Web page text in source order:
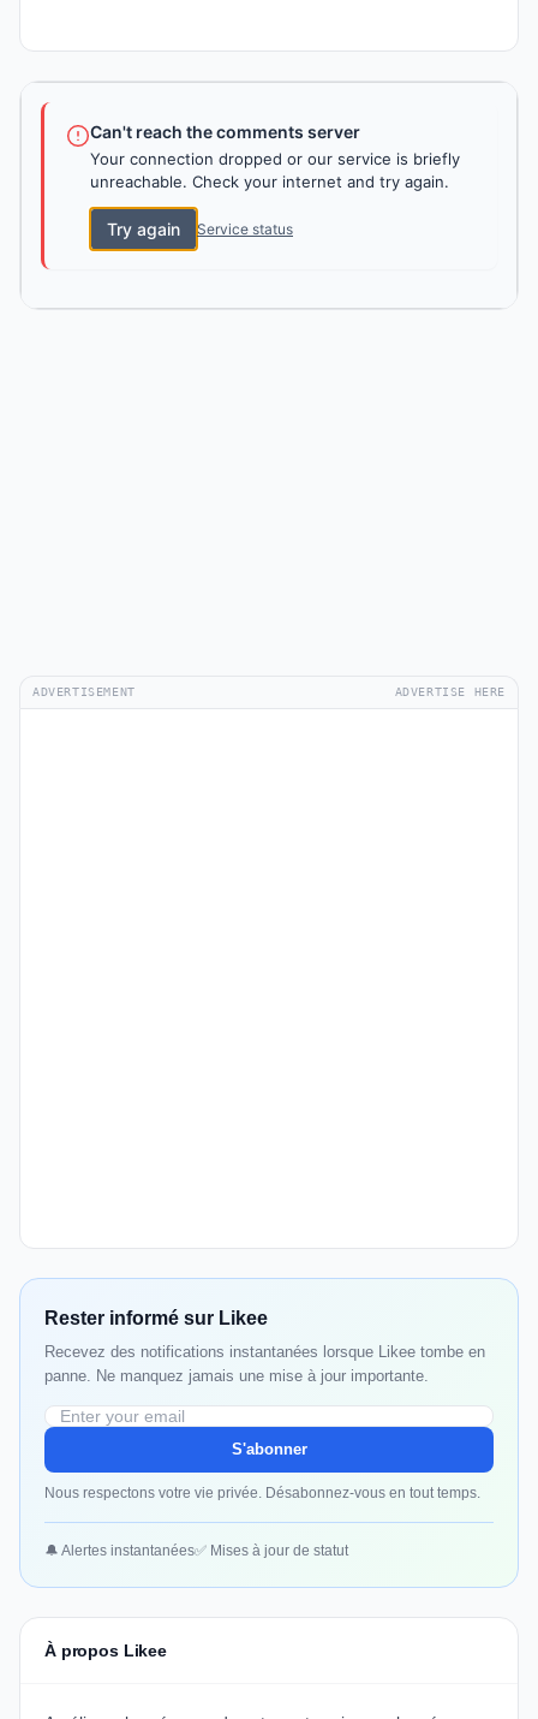
Can't reach the comments server
Your connection dropped or our service is briefly
unreachable. Check your internet and try again.
Try again Service status
ADVERTISEMENT ADVERTISE HERE
Rester informé sur Likee
Recevez des notifications instantanées lorsque Likee tombe en
panne. Ne manquez jamais une mise à jour importante.
S'abonner
Nous respectons votre vie privée. Désabonnez-vous en tout temps.
🔔 Alertes instantanées✅ Mises à jour de statut
À propos Likee